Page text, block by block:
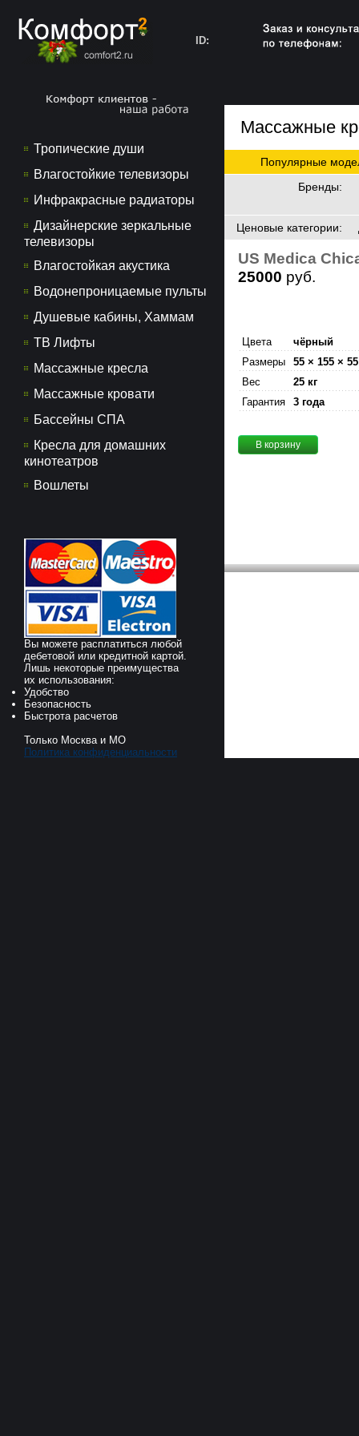
ID:
Тропические души
Влагостойкие телевизоры
Инфракрасные радиаторы
Дизайнерские зеркальные
телевизоры
Влагостойкая акустика
Водонепроницаемые пульты
Душевые кабины, Хаммам
ТВ Лифты
Массажные кресла
Массажные кровати
Бассейны СПА
Кресла для домашних
кинотеатров
Вошлеты
Вы можете расплатиться любой
дебетовой или кредитной картой.
Лишь некоторые преимущества
их использования:
Удобство
Безопасность
Быстрота расчетов
Только Москва и МО
Политика конфиденциальности
Массажные
Популярные
Бренды:
Ценовые категории:
US Medica
25000 руб.
Цвета
чёрный
Размеры
55 × 155 ×
Вес
25 кг
Гарантия
3 года
В корзину